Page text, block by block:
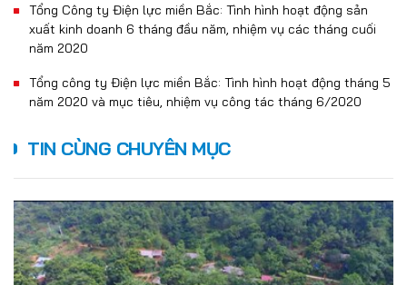
Tổng Công ty Điện lực miền Bắc: Tình hình hoạt động sản
xuất kinh doanh 6 tháng đầu năm, nhiệm vụ các tháng cuối
năm 2020
Tổng công ty Điện lực miền Bắc: Tình hình hoạt động tháng 5
năm 2020 và mục tiêu, nhiệm vụ công tác tháng 6/2020
TIN CÙNG CHUYÊN MỤC